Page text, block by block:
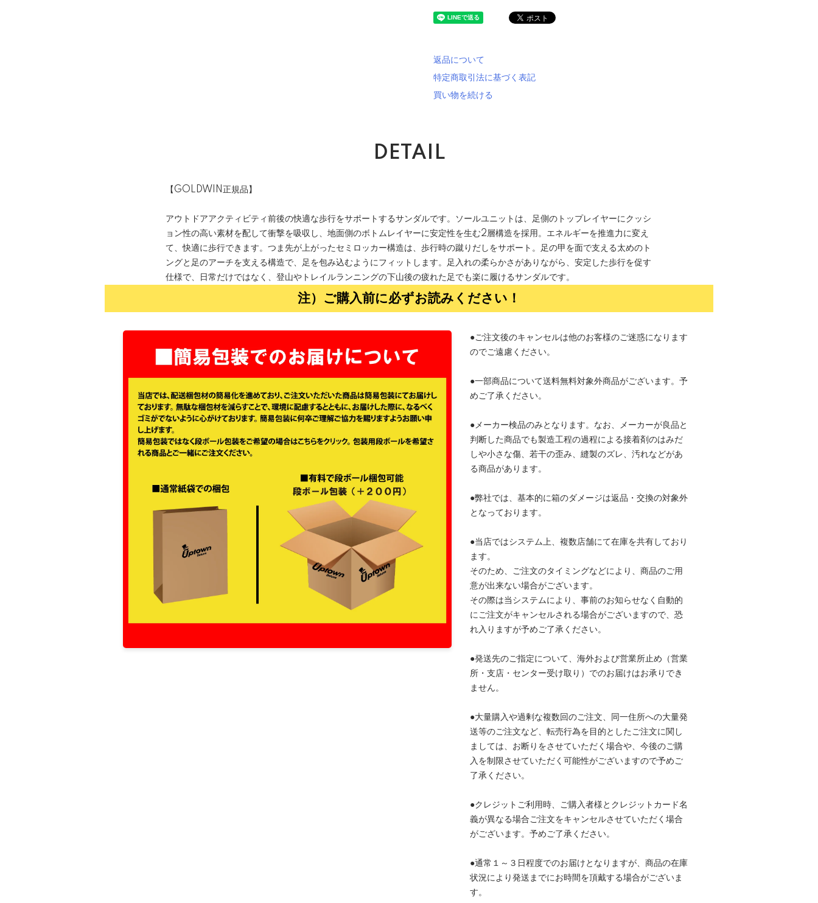
返品について
特定商取引法に基づく表記
買い物を続ける
DETAIL
【GOLDWIN正規品】
アウトドアアクティビティ前後の快適な歩行をサポートするサンダルです。ソールユニットは、足側のトップレイヤーにクッシ
ョン性の高い素材を配して衝撃を吸収し、地面側のボトムレイヤーに安定性を生む2層構造を採用。エネルギーを推進力に変え
て、快適に歩行できます。つま先が上がったセミロッカー構造は、歩行時の蹴りだしをサポート。足の甲を面で支える太めのト
ングと足のアーチを支える構造で、足を包み込むようにフィットします。足入れの柔らかさがありながら、安定した歩行を促す
仕様で、日常だけではなく、登山やトレイルランニングの下山後の疲れた足でも楽に履けるサンダルです。
注）ご購入前に必ずお読みください！
●ご注文後のキャンセルは他のお客様のご迷惑になります
のでご遠慮ください。
●一部商品について送料無料対象外商品がございます。予
めご了承ください。
●メーカー検品のみとなります。なお、メーカーが良品と
判断した商品でも製造工程の過程による接着剤のはみだ
しや小さな傷、若干の歪み、縫製のズレ、汚れなどがあ
る商品があります。
●弊社では、基本的に箱のダメージは返品・交換の対象外
となっております。
●当店ではシステム上、複数店舗にて在庫を共有しており
ます。
そのため、ご注文のタイミングなどにより、商品のご用
意が出来ない場合がございます。
その際は当システムにより、事前のお知らせなく自動的
にご注文がキャンセルされる場合がございますので、恐
れ入りますが予めご了承ください。
●発送先のご指定について、海外および営業所止め（営業
所・支店・センター受け取り）でのお届けはお承りでき
ません。
●大量購入や過剰な複数回のご注文、同一住所への大量発
送等のご注文など、転売行為を目的としたご注文に関し
ましては、お断りをさせていただく場合や、今後のご購
入を制限させていただく可能性がございますので予めご
了承ください。
●クレジットご利用時、ご購入者様とクレジットカード名
義が異なる場合ご注文をキャンセルさせていただく場合
がございます。予めご了承ください。
●通常１～３日程度でのお届けとなりますが、商品の在庫
状況により発送までにお時間を頂戴する場合がございま
す。